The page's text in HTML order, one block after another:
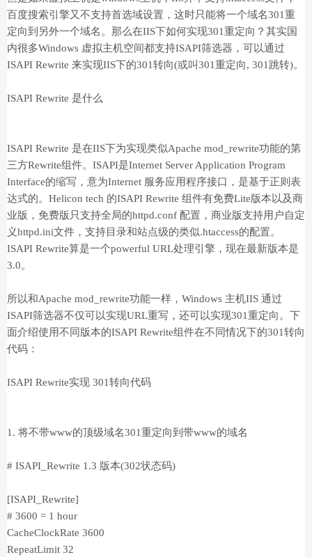
百度搜索引擎又不支持首选域设置，这时只能将一个域名301重
定向到另外一个域名。那么在IIS下如何实现301重定向？其实国
内很多Windows 虚拟主机空间都支持ISAPI筛选器，可以通过
ISAPI Rewrite 来实现IIS下的301转向(或叫301重定向, 301跳转)。
ISAPI Rewrite 是什么
ISAPI Rewrite 是在IIS下为实现类似Apache mod_rewrite功能的第
三方Rewrite组件。ISAPI是Internet Server Application Program
Interface的缩写，意为Internet 服务应用程序接口，是基于正则表
达式的。Helicon tech 的ISAPI Rewrite 组件有免费Lite版本以及商
业版，免费版只支持全局的httpd.conf 配置，商业版支持用户自定
义httpd.ini文件，支持目录和站点级的类似.htaccess的配置。
ISAPI Rewrite算是一个powerful URL处理引擎，现在最新版本是
3.0。
所以和Apache mod_rewrite功能一样，Windows 主机IIS 通过
ISAPI筛选器不仅可以实现URL重写，还可以实现301重定向。下
面介绍使用不同版本的ISAPI Rewrite组件在不同情况下的301转向
代码：
ISAPI Rewrite实现 301转向代码
1. 将不带www的顶级域名301重定向到带www的域名
# ISAPI_Rewrite 1.3 版本(302状态码)
[ISAPI_Rewrite]
# 3600 = 1 hour
CacheClockRate 3600
RepeatLimit 32